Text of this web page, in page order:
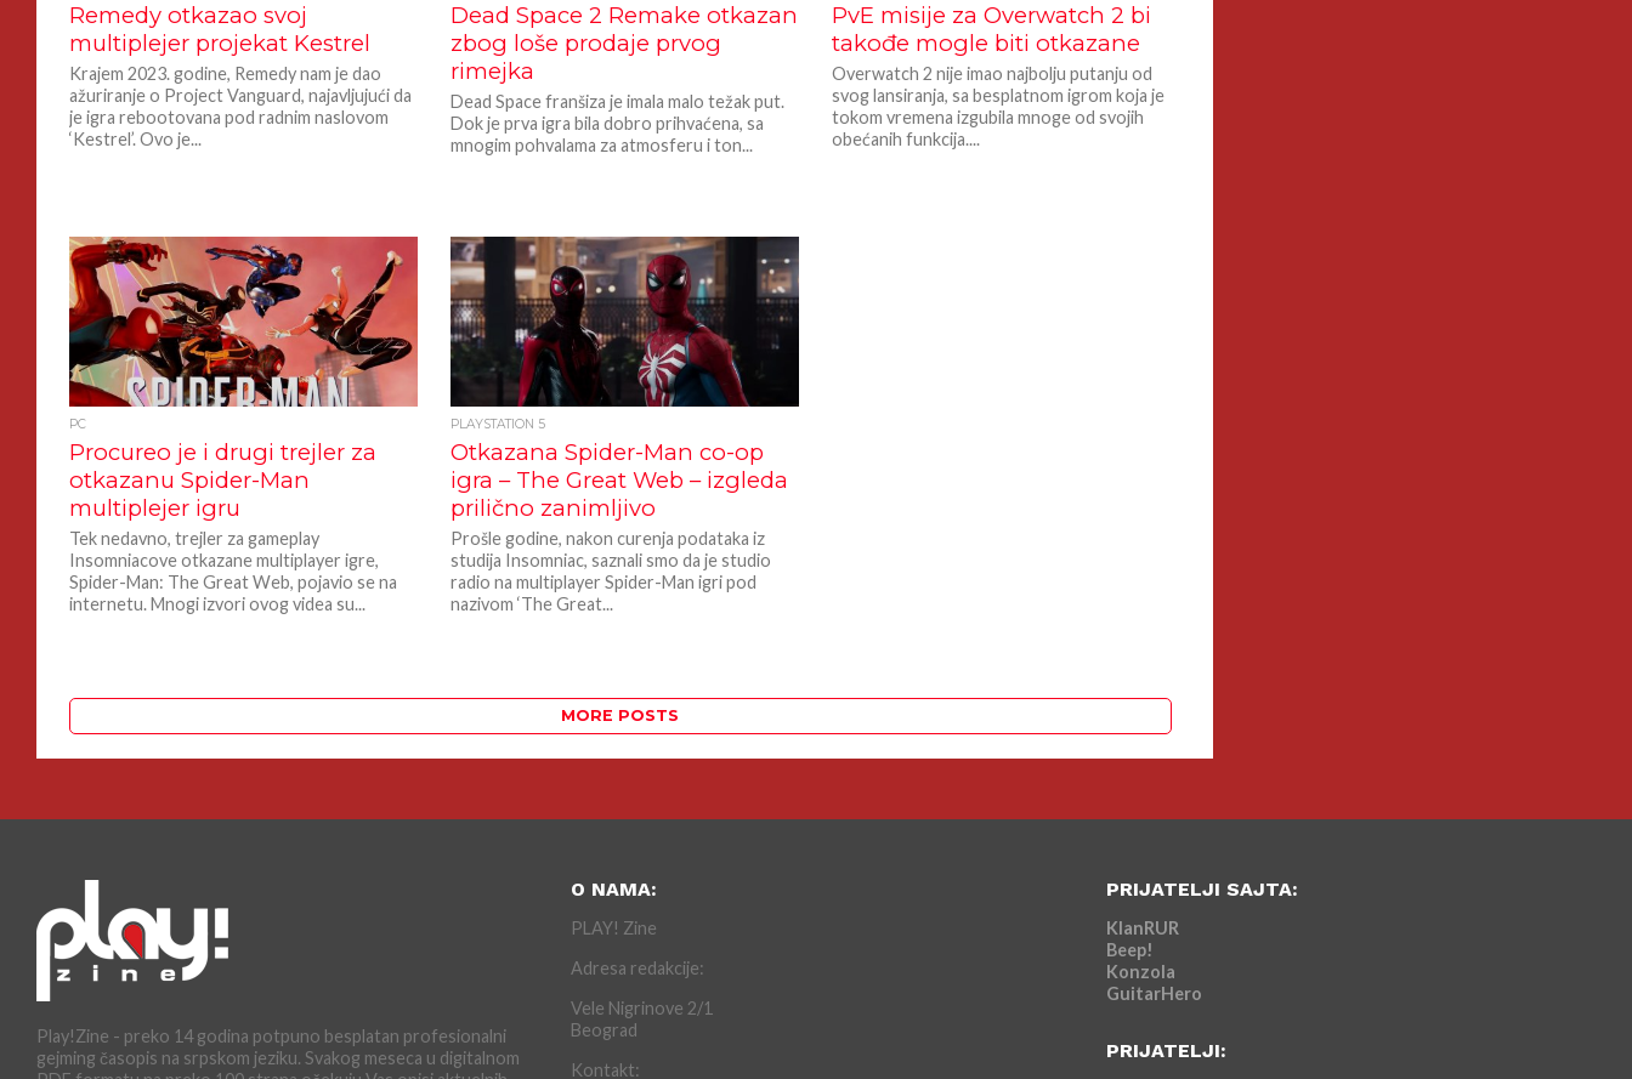
Remedy otkazao svoj
multiplejer projekat Kestrel
Krajem 2023. godine, Remedy nam je dao
ažuriranje o Project Vanguard, najavljujući da
je igra rebootovana pod radnim naslovom
‘Kestrel’. Ovo je...
Dead Space 2 Remake otkazan
zbog loše prodaje prvog
rimejka
Dead Space franšiza je imala malo težak put.
Dok je prva igra bila dobro prihvaćena, sa
mnogim pohvalama za atmosferu i ton...
PvE misije za Overwatch 2 bi
takođe mogle biti otkazane
Overwatch 2 nije imao najbolju putanju od
svog lansiranja, sa besplatnom igrom koja je
tokom vremena izgubila mnoge od svojih
obećanih funkcija....
PC
Procureo je i drugi trejler za
otkazanu Spider-Man
multiplejer igru
Tek nedavno, trejler za gameplay
Insomniacove otkazane multiplayer igre,
Spider-Man: The Great Web, pojavio se na
internetu. Mnogi izvori ovog videa su...
PLAYSTATION 5
Otkazana Spider-Man co-op
igra – The Great Web – izgleda
prilično zanimljivo
Prošle godine, nakon curenja podataka iz
studija Insomniac, saznali smo da je studio
radio na multiplayer Spider-Man igri pod
nazivom ‘The Great...
MORE POSTS
Play!Zine - preko 14 godina potpuno besplatan profesionalni
gejming časopis na srpskom jeziku. Svakog meseca u digitalnom
O NAMA:
PLAY! Zine
Adresa redakcije:
Vele Nigrinove 2/1
Beograd
Kontakt:
PRIJATELJI SAJTA:
KlanRUR
Beep!
Konzola
GuitarHero
PRIJATELJI: